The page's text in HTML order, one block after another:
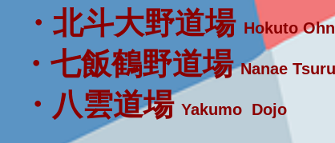
・北斗大野道場 Hokuto
・七飯鶴野道場 Nanae
・八雲道場 Yakumo Dojo